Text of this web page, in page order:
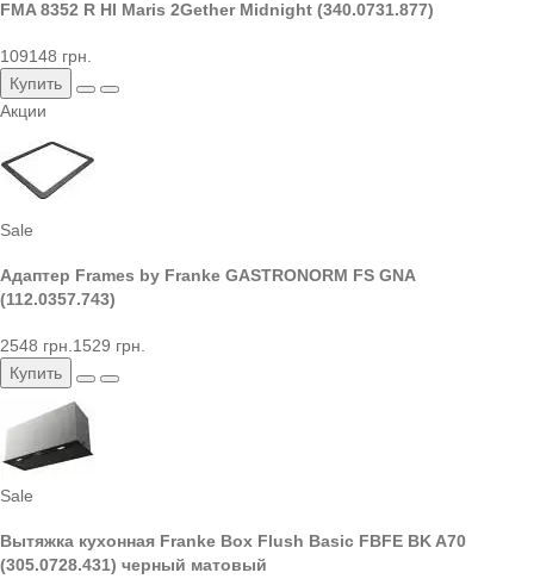
FMA 8352 R HI Maris 2Gether Midnight (340.0731.877)
109148 грн.
Купить
Акции
Sale
Адаптер Frames by Franke GASTRONORM FS GNA
(112.0357.743)
2548 грн. 1529 грн.
Купить
Sale
Вытяжка кухонная Franke Box Flush Basic FBFE BK A70
(305.0728.431) черный матовый